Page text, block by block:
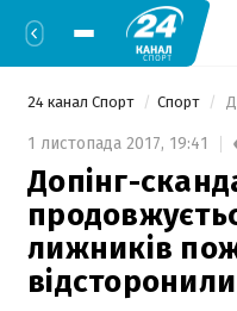
24 канал Спорт Спорт
1 листопада 2017, 19:41
Допінг-
лижників